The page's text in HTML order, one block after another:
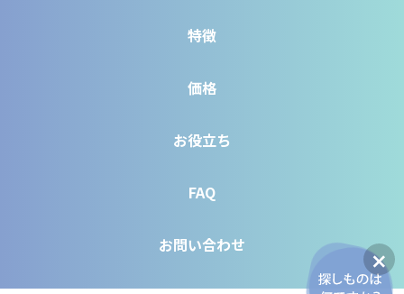
特徴
価格
お役立ち
FAQ
お問い合わせ